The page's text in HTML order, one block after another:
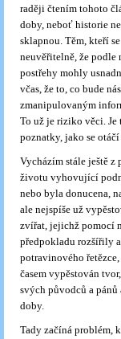
raději čtením tohoto
doby, neboť historie
sklapnou. Těm, kteří
neuvěřitelně, že podle
postřehy mohly
včas, že to, co bude
zmanipulovaným
To už je riziko věci. Je
poznatky, jako se
Vycházím stále ještě
životu vyhovující
nebo byla donucena,
ale nejspíše už
zvířat, jejichž pomocí
předpokladu rozšířily
potravinového
časem vypěstován
svých původců a pánů
doby.
Tady začíná problém,